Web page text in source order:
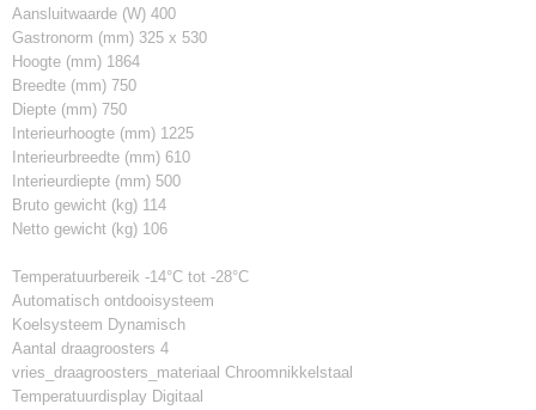
Aansluitwaarde (W) 400
Gastronorm (mm) 325 x 530
Hoogte (mm) 1864
Breedte (mm) 750
Diepte (mm) 750
Interieurhoogte (mm) 1225
Interieurbreedte (mm) 610
Interieurdiepte (mm) 500
Bruto gewicht (kg) 114
Netto gewicht (kg) 106
Temperatuurbereik -14°C tot -28°C
Automatisch ontdooisysteem
Koelsysteem Dynamisch
Aantal draagroosters 4
vries_draagroosters_materiaal Chroomnikkelstaal
Temperatuurdisplay Digitaal